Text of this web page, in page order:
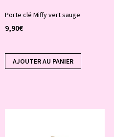
Porte clé Miffy vert sauge
9,90€
AJOUTER AU PANIER